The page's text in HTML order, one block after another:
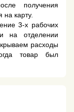
получения
на карту.
3-х рабочих
на отделении
расходы
товар был